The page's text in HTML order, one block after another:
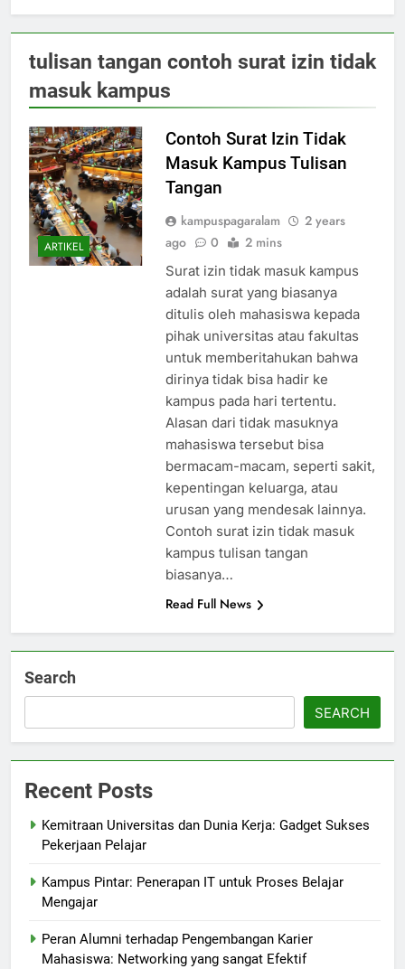
tulisan tangan contoh surat izin tidak
masuk kampus
ARTIKEL
Contoh Surat Izin Tidak
Masuk Kampus Tulisan
Tangan
kampuspagaralam
2 years
ago
0 2 mins
Surat izin tidak masuk kampus
adalah surat yang biasanya
ditulis oleh mahasiswa kepada
pihak universitas atau fakultas
untuk memberitahukan bahwa
dirinya tidak bisa hadir ke
kampus pada hari tertentu.
Alasan dari tidak masuknya
mahasiswa tersebut bisa
bermacam-macam, seperti sakit,
kepentingan keluarga, atau
urusan yang mendesak lainnya.
Contoh surat izin tidak masuk
kampus tulisan tangan
biasanya…
Read Full News
Search
SEARCH
Recent Posts
Kemitraan Universitas dan Dunia Kerja: Gadget Sukses
Pekerjaan Pelajar
Kampus Pintar: Penerapan IT untuk Proses Belajar
Mengajar
Peran Alumni terhadap Pengembangan Karier
Mahasiswa: Networking yang sangat Efektif